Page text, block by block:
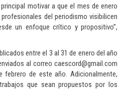
motivar a que el mes de enero
del periodismo visibilicen
un enfoque crítico y propositivo”,
entre el 3 al 31 de enero del año
al correo caescord@gmail.com
de este año. Adicionalmente,
que sean propuestos por los